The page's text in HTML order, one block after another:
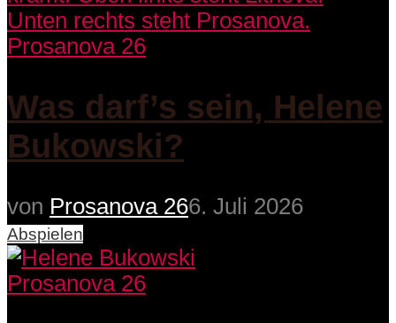
Prosanova 26
Was darf’s sein, Helene
Bukowski?
von Prosanova 266. Juli 2026
Abspielen
Prosanova 26